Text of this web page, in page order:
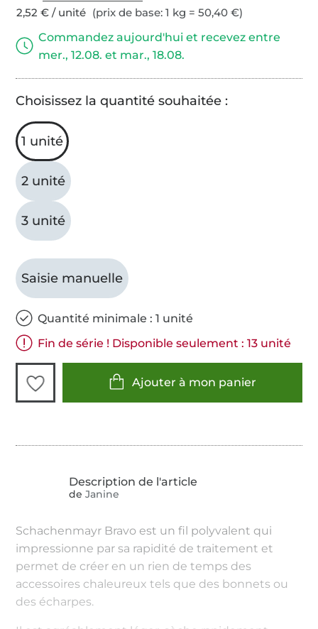
2,52 € / unité (prix de base: 1 kg = 50,40 €)
Commandez aujourd'hui et recevez entre
mer., 12.08. et mar., 18.08.
Choisissez la quantité souhaitée :
1 unité
2 unité
3 unité
Saisie manuelle
Quantité minimale : 1 unité
Fin de série ! Disponible seulement : 13 unité
Ajouter à mon panier
de Janine
Schachenmayr Bravo est un fil polyvalent qui
impressionne par sa rapidité de traitement et
permet de créer en un rien de temps des
accessoires chaleureux tels que des bonnets ou
des écharpes.